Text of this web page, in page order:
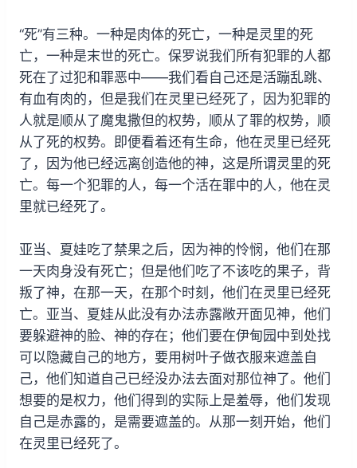
“死”有三种。一种是肉体的死亡，一种是灵里的死
亡，一种是末世的死亡。保罗说我们所有犯罪的人都
死在了过犯和罪恶中——我们看自己还是活蹦乱跳、
有血有肉的，但是我们在灵里已经死了，因为犯罪的
人就是顺从了魔鬼撒但的权势，顺从了罪的权势，顺
从了死的权势。即便看着还有生命，他在灵里已经死
了，因为他已经远离创造他的神，这是所谓灵里的死
亡。每一个犯罪的人，每一个活在罪中的人，他在灵
里就已经死了。
亚当、夏娃吃了禁果之后，因为神的怜悯，他们在那
一天肉身没有死亡；但是他们吃了不该吃的果子，背
叛了神，在那一天，在那个时刻，他们在灵里已经死
亡。亚当、夏娃从此没有办法赤露敞开面见神，他们
要躲避神的脸、神的存在；他们要在伊甸园中到处找
可以隐藏自己的地方，要用树叶子做衣服来遮盖自
己，他们知道自己已经没办法去面对那位神了。他们
想要的是权力，他们得到的实际上是羞辱，他们发现
自己是赤露的，是需要遮盖的。从那一刻开始，他们
在灵里已经死了。